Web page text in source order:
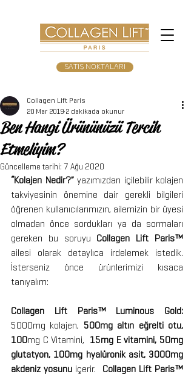
SATIŞ NOKTALARI
Ben Hangi Ürününüzü Tercih
Etmeliyim?
Collagen Lift Paris
20 Mar 2019 2 dakikada okunur
Güncelleme tarihi: 7 Ağu 2020
“Kolajen Nedir?” yazımızdan içilebilir kolajen
takviyesinin önemine dair gerekli bilgileri
öğrenen kullanıcılarımızın, ailemizin bir üyesi
olmadan önce sordukları ya da sormaları
gereken bu soruyu Collagen Lift Paris™
ailesi olarak detaylıca irdelemek istedik.
İsterseniz önce ürünlerimizi kısaca
tanıyalım:
Collagen Lift Paris™ Luminous Gold:
5000mg kolajen, 500mg altın eğrelti otu,
100mg C Vitamini, 15mg E vitamini, 50mg
glutatyon, 100mg hyalüronik asit, 3000mg
akdeniz yosunu içerir. Collagen Lift Paris™